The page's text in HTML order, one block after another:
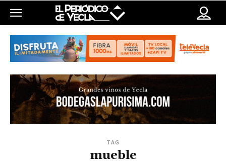
TAG
mueble